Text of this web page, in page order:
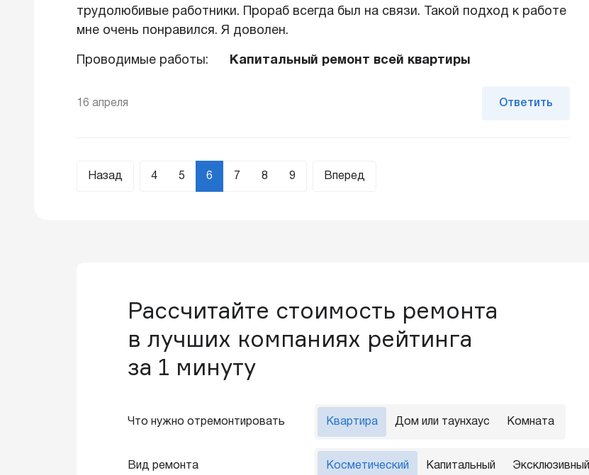
трудолюбивые работники. Прораб всегда был на связи. Такой подход к работе
мне очень понравился. Я доволен.
Проводимые работы: Капитальный ремонт всей квартиры
16 апреля Ответить
Назад 4 5 6 7 8 9 Вперед
Рассчитайте стоимость ремонта
в лучших компаниях рейтинга
за 1 минуту
Что нужно отремонтировать Квартира Дом или таунхаус Комната
Вид ремонта Косметический Капитальный Эксклюзивный